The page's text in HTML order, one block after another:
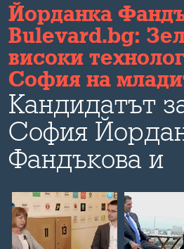
Йорданка
Bulevard.bg:
високи
София на
Кандидатът
София
Фандъкова и
кандидатът
общински
Христиан